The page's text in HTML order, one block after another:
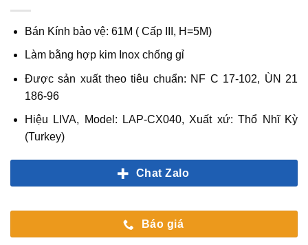
Bán Kính bảo vệ: 61M ( Cấp III, H=5M)
Làm bằng hợp kim Inox chống gỉ
Được sản xuất theo tiêu chuẩn: NF C 17-102, ÙN 21
186-96
Hiệu LIVA, Model: LAP-CX040, Xuất xứ: Thổ Nhĩ Kỳ
(Turkey)
Chat Zalo
Báo giá